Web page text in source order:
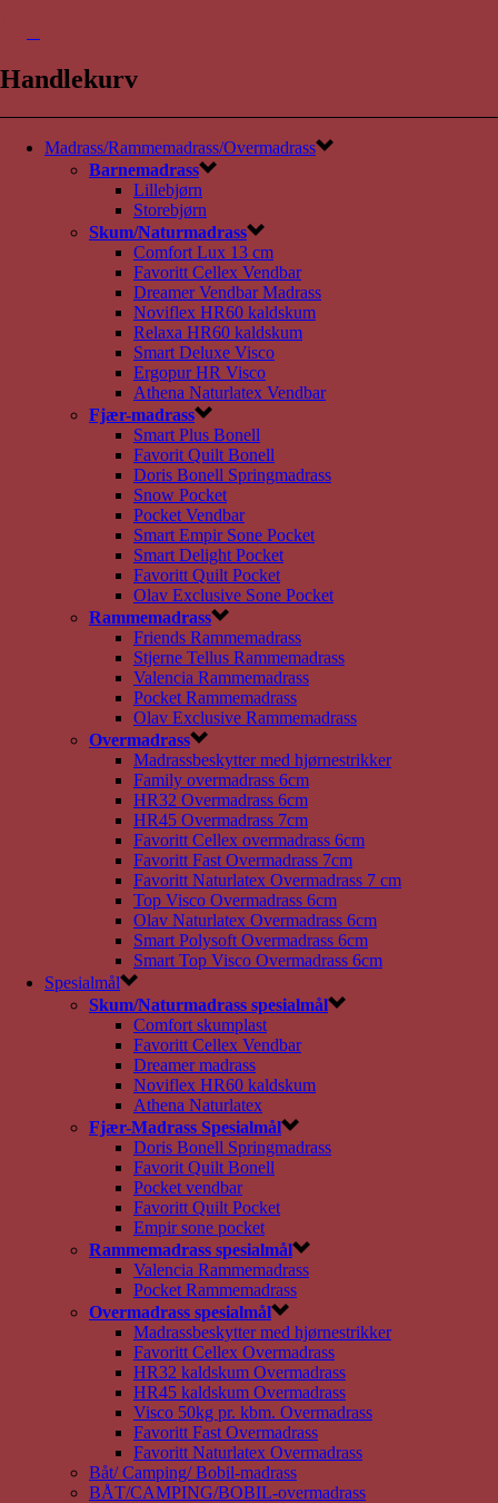
Handlekurv
Madrass/Rammemadrass/Overmadrass
Barnemadrass
Lillebjørn
Storebjørn
Skum/Naturmadrass
Comfort Lux 13 cm
Favoritt Cellex Vendbar
Dreamer Vendbar Madrass
Noviflex HR60 kaldskum
Relaxa HR60 kaldskum
Smart Deluxe Visco
Ergopur HR Visco
Athena Naturlatex Vendbar
Fjær-madrass
Smart Plus Bonell
Favorit Quilt Bonell
Doris Bonell Springmadrass
Snow Pocket
Pocket Vendbar
Smart Empir Sone Pocket
Smart Delight Pocket
Favoritt Quilt Pocket
Olav Exclusive Sone Pocket
Rammemadrass
Friends Rammemadrass
Stjerne Tellus Rammemadrass
Valencia Rammemadrass
Pocket Rammemadrass
Olav Exclusive Rammemadrass
Overmadrass
Madrassbeskytter med hjørnestrikker
Family overmadrass 6cm
HR32 Overmadrass 6cm
HR45 Overmadrass 7cm
Favoritt Cellex overmadrass 6cm
Favoritt Fast Overmadrass 7cm
Favoritt Naturlatex Overmadrass 7 cm
Top Visco Overmadrass 6cm
Olav Naturlatex Overmadrass 6cm
Smart Polysoft Overmadrass 6cm
Smart Top Visco Overmadrass 6cm
Spesialmål
Skum/Naturmadrass spesialmål
Comfort skumplast
Favoritt Cellex Vendbar
Dreamer madrass
Noviflex HR60 kaldskum
Athena Naturlatex
Fjær-Madrass Spesialmål
Doris Bonell Springmadrass
Favorit Quilt Bonell
Pocket vendbar
Favoritt Quilt Pocket
Empir sone pocket
Rammemadrass spesialmål
Valencia Rammemadrass
Pocket Rammemadrass
Overmadrass spesialmål
Madrassbeskytter med hjørnestrikker
Favoritt Cellex Overmadrass
HR32 kaldskum Overmadrass
HR45 kaldskum Overmadrass
Visco 50kg pr. kbm. Overmadrass
Favoritt Fast Overmadrass
Favoritt Naturlatex Overmadrass
Båt/ Camping/ Bobil-madrass
BÅT/CAMPING/BOBIL-overmadrass